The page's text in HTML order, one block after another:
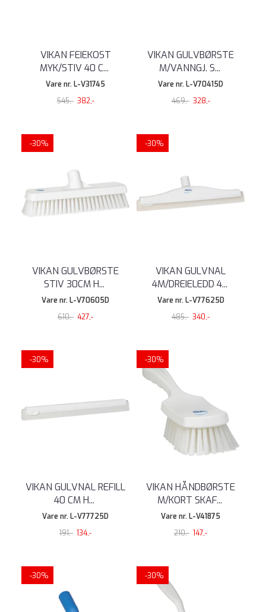
VIKAN FEIEKOST
MYK/STIV 40 C...
Vare nr. L-V31745
545,- 382,-
VIKAN GULVBØRSTE
M/VANNGJ. S...
Vare nr. L-V70415D
469,- 328,-
-30%
VIKAN GULVBØRSTE
STIV 30CM H...
Vare nr. L-V70605D
610,- 427,-
-30%
VIKAN GULVNAL
4M/DREIELEDD 4...
Vare nr. L-V77625D
485,- 340,-
-30%
VIKAN GULVNAL REFILL
40 CM H...
Vare nr. L-V77725D
191,- 134,-
-30%
VIKAN HÅNDBØRSTE
M/KORT SKAF...
Vare nr. L-V41875
210,- 147,-
-30% -30%